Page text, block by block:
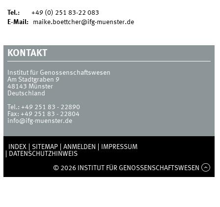
Tel.: +49 (0) 251 83-22 083
E-Mail: maike.boettcher@ifg-muenster.de
KONTAKT
Institut für Genossenschaftswesen
Am Stadtgraben 9
48143 Münster
Deutschland
Tel.:+49 251 83 - 22890
Fax:+49 251 83 - 22804
info@ifg-muenster.de
INDEX SITEMAP ANMELDEN
IMPRESSUM
DATENSCHUTZHINWEIS
© 2026 INSTITUT FÜR GENOSSENSCHAFTSWESEN